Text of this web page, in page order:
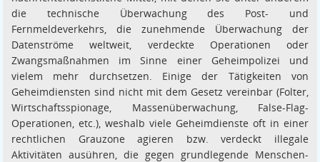
die technische Überwachung des Post- und
Fernmeldeverkehrs, die zunehmende Überwachung der
Datenströme weltweit, verdeckte Operationen oder
Zwangsmaßnahmen im Sinne einer Geheimpolizei und
vielem mehr durchsetzen. Einige der Tätigkeiten von
Geheimdiensten sind nicht mit dem Gesetz vereinbar (Folter,
Wirtschaftsspionage, Massenüberwachung, False-Flag-
Operationen, etc.), weshalb viele Geheimdienste oft in einer
rechtlichen Grauzone agieren bzw. verdeckt illegale
Aktivitäten ausühren, die gegen grundlegende Menschen-